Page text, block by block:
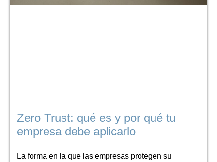
Zero Trust: qué es y por qué tu
empresa debe aplicarlo
La forma en la que las empresas protegen su